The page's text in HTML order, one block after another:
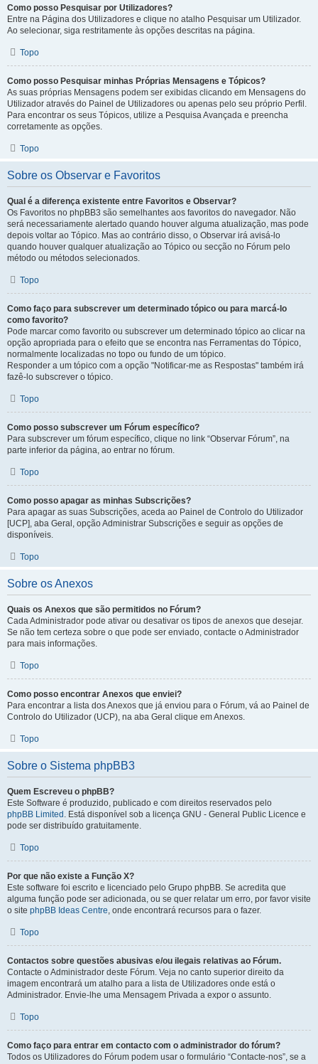
Como posso Pesquisar por Utilizadores?
Entre na Página dos Utilizadores e clique no atalho Pesquisar um Utilizador.
Ao selecionar, siga restritamente às opções descritas na página.
Topo
Como posso Pesquisar minhas Próprias Mensagens e Tópicos?
As suas próprias Mensagens podem ser exibidas clicando em Mensagens do
Utilizador através do Painel de Utilizadores ou apenas pelo seu próprio Perfil.
Para encontrar os seus Tópicos, utilize a Pesquisa Avançada e preencha
corretamente as opções.
Topo
Sobre os Observar e Favoritos
Qual é a diferença existente entre Favoritos e Observar?
Os Favoritos no phpBB3 são semelhantes aos favoritos do navegador. Não
será necessariamente alertado quando houver alguma atualização, mas pode
depois voltar ao Tópico. Mas ao contrário disso, o Observar irá avisá-lo
quando houver qualquer atualização ao Tópico ou secção no Fórum pelo
método ou métodos selecionados.
Topo
Como faço para subscrever um determinado tópico ou para marcá-lo
como favorito?
Pode marcar como favorito ou subscrever um determinado tópico ao clicar na
opção apropriada para o efeito que se encontra nas Ferramentas do Tópico,
normalmente localizadas no topo ou fundo de um tópico.
Responder a um tópico com a opção "Notificar-me as Respostas" também irá
fazê-lo subscrever o tópico.
Topo
Como posso subscrever um Fórum específico?
Para subscrever um fórum específico, clique no link “Observar Fórum”, na
parte inferior da página, ao entrar no fórum.
Topo
Como posso apagar as minhas Subscrições?
Para apagar as suas Subscrições, aceda ao Painel de Controlo do Utilizador
[UCP], aba Geral, opção Administrar Subscrições e seguir as opções de
disponíveis.
Topo
Sobre os Anexos
Quais os Anexos que são permitidos no Fórum?
Cada Administrador pode ativar ou desativar os tipos de anexos que desejar.
Se não tem certeza sobre o que pode ser enviado, contacte o Administrador
para mais informações.
Topo
Como posso encontrar Anexos que enviei?
Para encontrar a lista dos Anexos que já enviou para o Fórum, vá ao Painel de
Controlo do Utilizador (UCP), na aba Geral clique em Anexos.
Topo
Sobre o Sistema phpBB3
Quem Escreveu o phpBB?
Este Software é produzido, publicado e com direitos reservados pelo
phpBB Limited . Está disponível sob a licença GNU - General Public Licence e
pode ser distribuído gratuitamente.
Topo
Por que não existe a Função X?
Este software foi escrito e licenciado pelo Grupo phpBB. Se acredita que
alguma função pode ser adicionada, ou se quer relatar um erro, por favor visite
o site phpBB Ideas Centre, onde encontrará recursos para o fazer.
Topo
Contactos sobre questões abusivas e/ou ilegais relativas ao Fórum.
Contacte o Administrador deste Fórum. Veja no canto superior direito da
imagem encontrará um atalho para a lista de Utilizadores onde está o
Administrador. Envie-lhe uma Mensagem Privada a expor o assunto.
Topo
Como faço para entrar em contacto com o administrador do fórum?
Todos os Utilizadores do Fórum podem usar o formulário “Contacte-nos”, se a